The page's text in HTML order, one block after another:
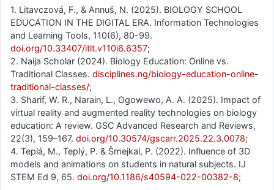
1. Litavczová, F., & Annuš, N. (2025). BIOLOGY SCHOOL
EDUCATION IN THE DIGITAL ERA. Information Technologies
and Learning Tools, 110(6), 80-99.
doi.org/10.33407/itlt.v110i6.6357;
2. Naija Scholar (2024). Biology Education: Online vs.
Traditional Classes. disciplines.ng/biology-education-online-
traditional-classes/;
3. Sharif, W. R., Narain, L., Ogowewo, A. A. (2025). Impact of
virtual reality and augmented reality technologies on biology
education: A review. GSC Advanced Research and Reviews,
22(3), 159–167. doi.org/10.30574/gscarr.2025.22.3.0078;
4. Teplá, M., Teplý, P. & Šmejkal, P. (2022). Influence of 3D
models and animations on students in natural subjects. IJ
STEM Ed 9, 65. doi.org/10.1186/s40594-022-00382-8;